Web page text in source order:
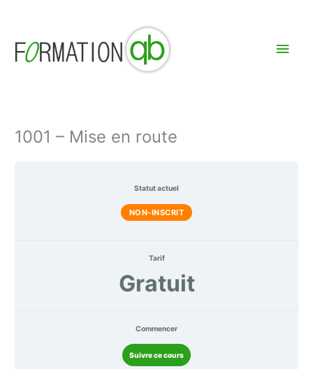
1001 – Mise en route
Statut actuel
NON-INSCRIT
Tarif
Gratuit
Commencer
Suivre ce cours